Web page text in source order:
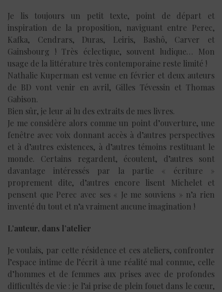
Je lis toujours un petit texte, point de départ et
inspiration de la proposition, naviguant entre Perec,
Kafka, Cendrars, Duras, Leiris, Bashô, Carver et
Gainsbourg ! Très éclectique, souvent ludique… Mon
usage de la littérature très contemporaine reste limité !
Nathalie Kuperman est venue en février et deux auteurs
de BD vont venir en avril, Gilles Tévessin et Thomas
Gabison.
Bien sûr, je leur ai lu des extraits de mes livres.
Je me considère alors comme un point d’ouverture, une
fenêtre avec voix donnant accès à d’autres perspectives
et à d’autres existences, à d’autres témoins restituant le
monde. Certains regardent, écoutent, d’autres sont
davantage intéressés par la partie « écriture »
proprement dite, d’autres encore lisent Michelet et
pensent que Perec avec ses « Je me souviens » n’a rien
inventé du tout et n’a vraiment aucune imagination !
L’auteur, dans l’atelier
Je voulais, par cette résidence et ces ateliers, confronter
l’espace intime de l’écrit à une réalité mal connue, celle
d’hommes et de femmes aux prises avec de profondes
difficultés de vie : je l’ai prise de plein fouet dans le cœur,